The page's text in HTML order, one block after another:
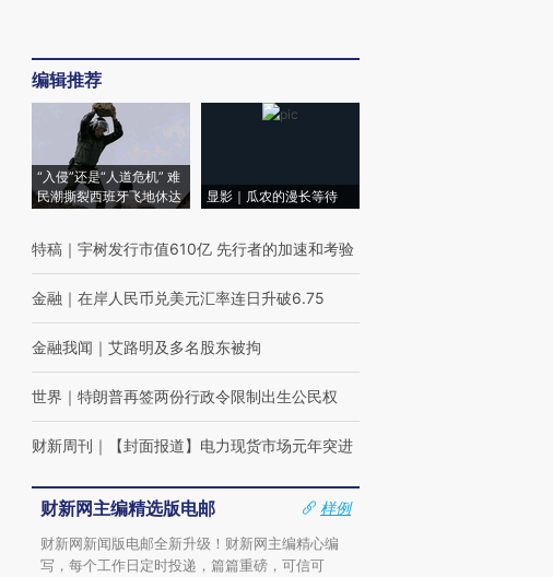
编辑推荐
“入侵”还是“人道危机” 难
民潮撕裂西班牙飞地休达
显影｜瓜农的漫长等待
特稿 ｜ 宇树发行市值610亿 先行者的加速和考验
金融 ｜ 在岸人民币兑美元汇率连日升破6.75
金融我闻 ｜ 艾路明及多名股东被拘
世界 ｜ 特朗普再签两份行政令限制出生公民权
财新周刊 ｜ 【封面报道】电力现货市场元年突进
财新网主编精选版电邮
样例
财新网新闻版电邮全新升级！财新网主编精心编
写，每个工作日定时投递，篇篇重磅，可信可